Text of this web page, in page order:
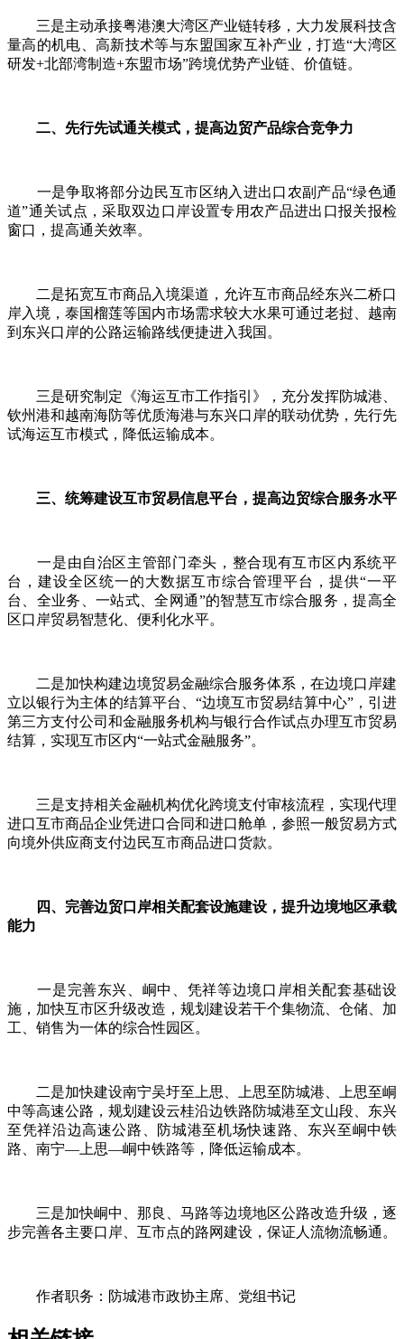
三是主动承接粤港澳大湾区产业链转移，大力发展科技含
量高的机电、高新技术等与东盟国家互补产业，打造“大湾区
研发+北部湾制造+东盟市场”跨境优势产业链、价值链。
二、先行先试通关模式，提高边贸产品综合竞争力
一是争取将部分边民互市区纳入进出口农副产品“绿色通
道”通关试点，采取双边口岸设置专用农产品进出口报关报检
窗口，提高通关效率。
二是拓宽互市商品入境渠道，允许互市商品经东兴二桥口
岸入境，泰国榴莲等国内市场需求较大水果可通过老挝、越南
到东兴口岸的公路运输路线便捷进入我国。
三是研究制定《海运互市工作指引》，充分发挥防城港、
钦州港和越南海防等优质海港与东兴口岸的联动优势，先行先
试海运互市模式，降低运输成本。
三、统筹建设互市贸易信息平台，提高边贸综合服务水平
一是由自治区主管部门牵头，整合现有互市区内系统平
台，建设全区统一的大数据互市综合管理平台，提供“一平
台、全业务、一站式、全网通”的智慧互市综合服务，提高全
区口岸贸易智慧化、便利化水平。
二是加快构建边境贸易金融综合服务体系，在边境口岸建
立以银行为主体的结算平台、“边境互市贸易结算中心”，引进
第三方支付公司和金融服务机构与银行合作试点办理互市贸易
结算，实现互市区内“一站式金融服务”。
三是支持相关金融机构优化跨境支付审核流程，实现代理
进口互市商品企业凭进口合同和进口舱单，参照一般贸易方式
向境外供应商支付边民互市商品进口货款。
四、完善边贸口岸相关配套设施建设，提升边境地区承载
能力
一是完善东兴、峒中、凭祥等边境口岸相关配套基础设
施，加快互市区升级改造，规划建设若干个集物流、仓储、加
工、销售为一体的综合性园区。
二是加快建设南宁吴圩至上思、上思至防城港、上思至峒
中等高速公路，规划建设云桂沿边铁路防城港至文山段、东兴
至凭祥沿边高速公路、防城港至机场快速路、东兴至峒中铁
路、南宁—上思—峒中铁路等，降低运输成本。
三是加快峒中、那良、马路等边境地区公路改造升级，逐
步完善各主要口岸、互市点的路网建设，保证人流物流畅通。
作者职务：防城港市政协主席、党组书记